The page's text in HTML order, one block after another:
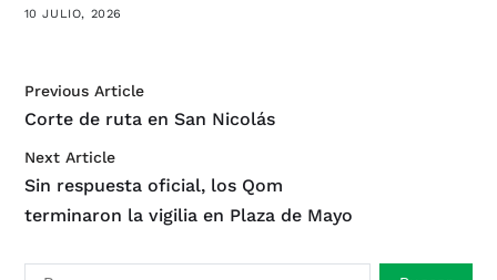
10 JULIO, 2026
Previous Article
Corte de ruta en San Nicolás
Next Article
Sin respuesta oficial, los Qom
terminaron la vigilia en Plaza de Mayo